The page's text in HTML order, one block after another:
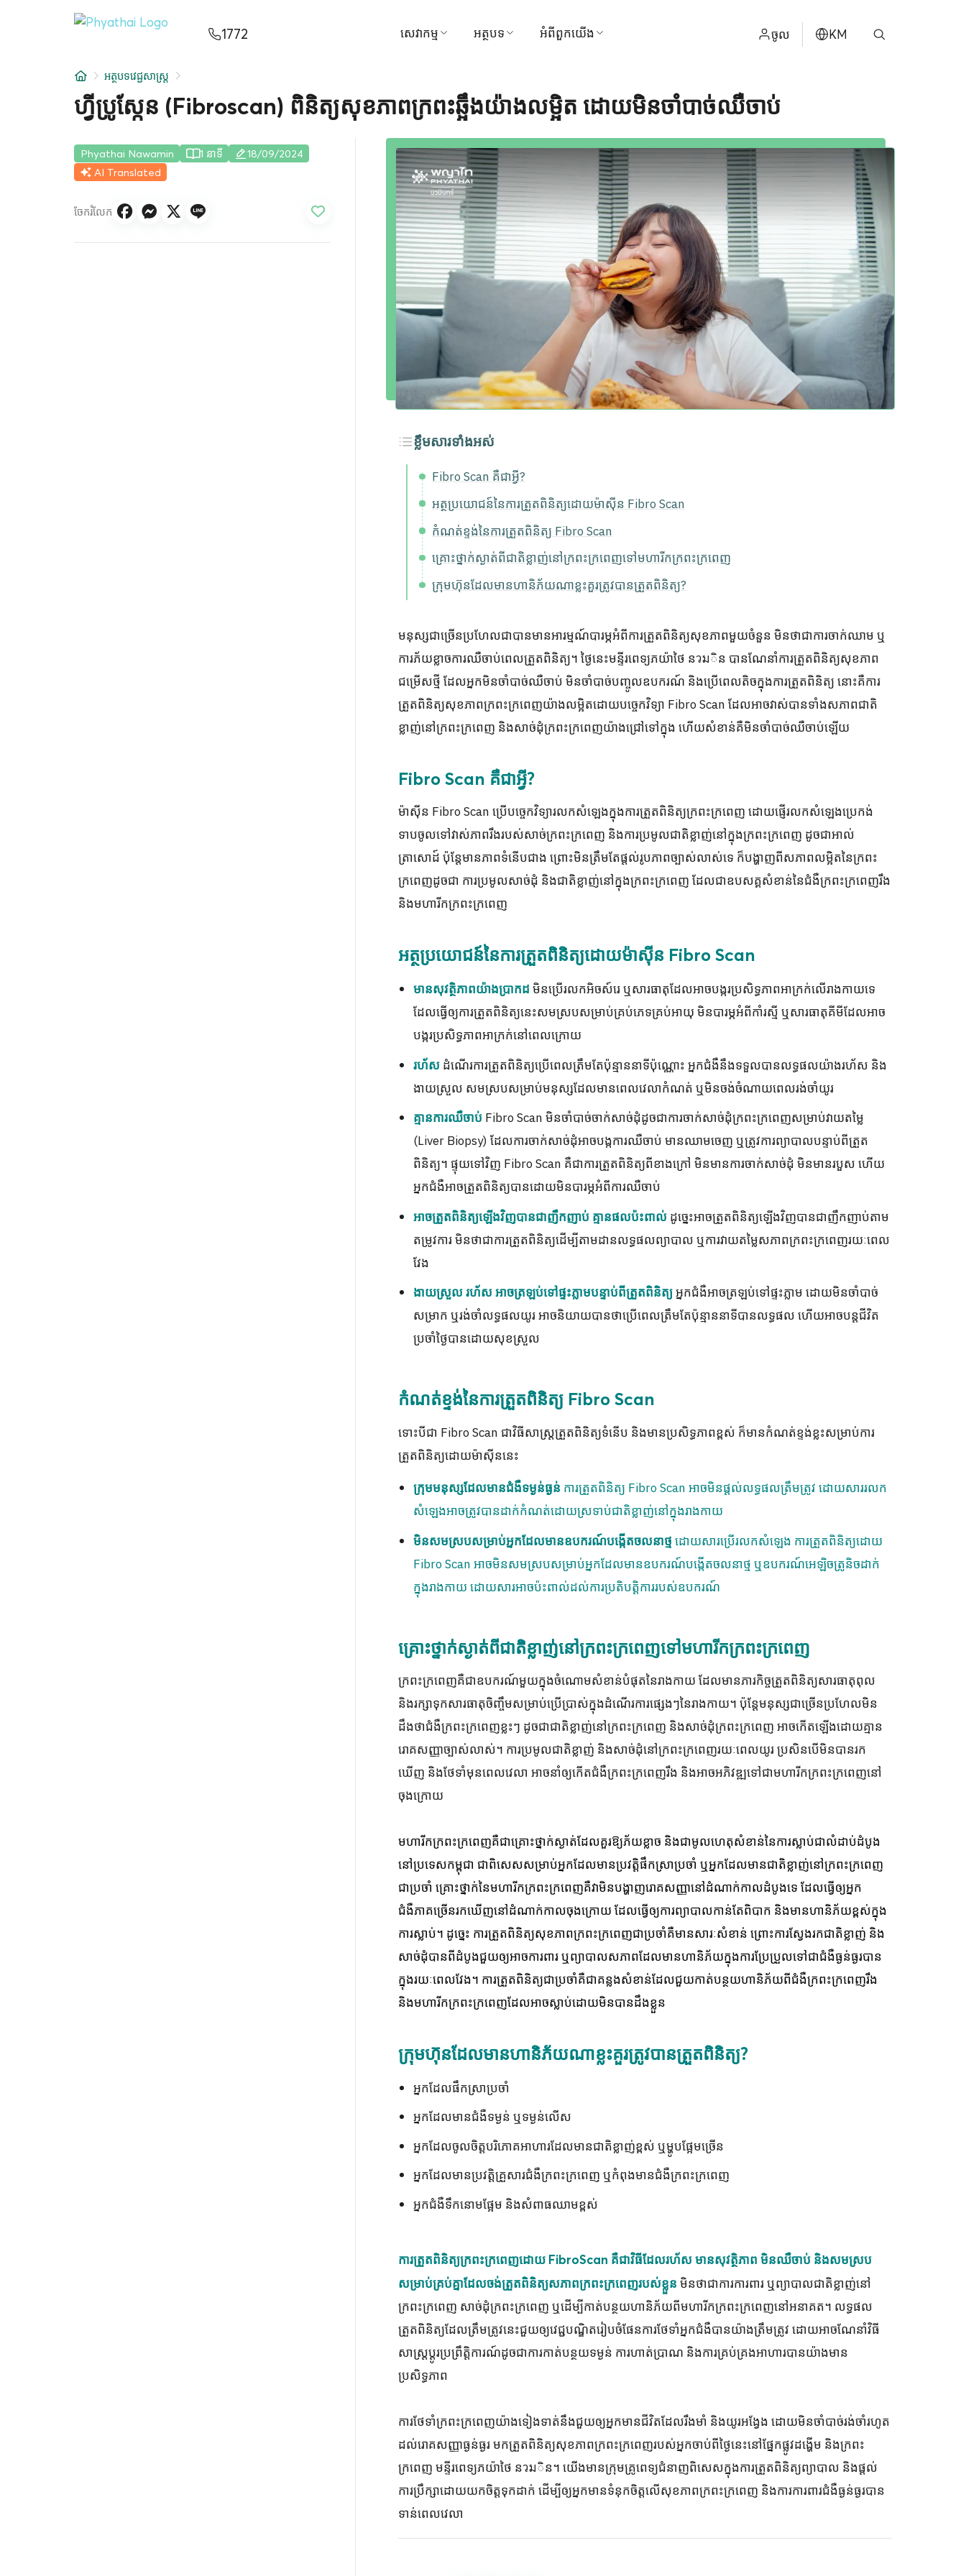
1772 សេវាកម្ម
ការណាត់ជួបសៀវភៅ
មគ្គុទ្ទេសក៍អ្នកជម្ងឺ និងភ្ញៀវ
កញ្ចប់ និងការផ្សព្វផ្សាយ
មជ្ឈមណ្ឌល
ការទូទាត់
អត្ថបទ
វីដេអូ
ទីបន្ទាល់
អំពីពួកយើង
ចក្ខុវិស័យ និងបេសកកម្ម
ការគ្រប់គ្រង
ទាក់ទងមកយើងខ្ញុំ
ព័ត៌មាន
ចូល KM
中文
日本
عربي
ไทย
សាខាមន្ទីរពេទ្យ
អត្ថបទវេជ្ជសាស្ត្រ
ហ្វីប្រូស្កែន (Fibroscan) ពិនិត្យសុខភាពក្រពះឆ្អឹងយ៉ាងលម្អិត ដោយមិនចាំបាច់ឈឺចាប់
Phyathai Nawamin 1 នាទី
18/09/2024
AI Translated
ចែករំលែក
ខ្លឹមសារទាំងអស់
Fibro Scan គឺជាអ្វី?
អត្ថប្រយោជន៍នៃការត្រួតពិនិត្យដោយម៉ាស៊ីន Fibro Scan
កំណត់ខ្ទង់នៃការត្រួតពិនិត្យ Fibro Scan
គ្រោះថ្នាក់ស្ងាត់ពីជាតិខ្លាញ់នៅក្រពះក្រពេញទៅមហារីកក្រពះក្រពេញ
ក្រុមហ៊ុនដែលមានហានិភ័យណាខ្លះគួរត្រូវបានត្រួតពិនិត្យ?
មនុស្សជាច្រើនប្រហែលជាបានមានអារម្មណ៍បារម្ភអំពីការត្រួតពិនិត្យសុខភាពមួយចំនួន មិនថាជាការចាក់ឈាម ឬ
ការភ័យខ្លាចការឈឺចាប់ពេលត្រួតពិនិត្យ។ ថ្ងៃនេះមន្ទីរពេទ្យភយ៉ាថៃ នวมិន បានណែនាំការត្រួតពិនិត្យសុខភាព
ជម្រើសថ្មី ដែលអ្នកមិនចាំបាច់ឈឺចាប់ មិនចាំបាច់បញ្ចូលឧបករណ៍ និងប្រើពេលតិចក្នុងការត្រួតពិនិត្យ នោះគឺការ
ត្រួតពិនិត្យសុខភាពក្រពះក្រពេញយ៉ាងលម្អិតដោយបច្ចេកវិទ្យា Fibro Scan ដែលអាចវាស់បានទាំងសភាពជាតិ
ខ្លាញ់នៅក្រពះក្រពេញ និងសាច់ដុំក្រពះក្រពេញយ៉ាងជ្រៅទៅក្នុង ហើយសំខាន់គឺមិនចាំបាច់ឈឺចាប់ឡើយ
Fibro Scan គឺជាអ្វី?
ម៉ាស៊ីន Fibro Scan ប្រើបច្ចេកវិទ្យារលកសំឡេងក្នុងការត្រួតពិនិត្យក្រពះក្រពេញ ដោយផ្ញើរលកសំឡេងប្រេកង់
ទាបចូលទៅវាស់ភាពរឹងរបស់សាច់ក្រពះក្រពេញ និងការប្រមូលជាតិខ្លាញ់នៅក្នុងក្រពះក្រពេញ ដូចជាអាល់
ត្រាសោដ៍ ប៉ុន្តែមានភាពទំនើបជាង ព្រោះមិនត្រឹមតែផ្តល់រូបភាពច្បាស់លាស់ទេ ក៏បង្ហាញពីសភាពលម្អិតនៃក្រពះ
ក្រពេញដូចជា ការប្រមូលសាច់ដុំ និងជាតិខ្លាញ់នៅក្នុងក្រពះក្រពេញ ដែលជាឧបសគ្គសំខាន់នៃជំងឺក្រពះក្រពេញរឹង
និងមហារីកក្រពះក្រពេញ
អត្ថប្រយោជន៍នៃការត្រួតពិនិត្យដោយម៉ាស៊ីន Fibro Scan
មានសុវត្ថិភាពយ៉ាងប្រាកដ មិនប្រើរលកអិចស៍រេ ឬសារធាតុដែលអាចបង្ករប្រសិទ្ធភាពអាក្រក់លើរាងកាយទេ
ដែលធ្វើឲ្យការត្រួតពិនិត្យនេះសមស្របសម្រាប់គ្រប់ភេទគ្រប់អាយុ មិនបារម្ភអំពីកាំរស្មី ឬសារធាតុគីមីដែលអាច
បង្ករប្រសិទ្ធភាពអាក្រក់នៅពេលក្រោយ
រហ័ស ដំណើរការត្រួតពិនិត្យប្រើពេលត្រឹមតែប៉ុន្មាននាទីប៉ុណ្ណោះ អ្នកជំងឺនឹងទទួលបានលទ្ធផលយ៉ាងរហ័ស និង
ងាយស្រួល សមស្របសម្រាប់មនុស្សដែលមានពេលវេលាកំណត់ ឬមិនចង់ចំណាយពេលរង់ចាំយូរ
គ្មានការឈឺចាប់ Fibro Scan មិនចាំបាច់ចាក់សាច់ដុំដូចជាការចាក់សាច់ដុំក្រពះក្រពេញសម្រាប់វាយតម្លៃ
(Liver Biopsy) ដែលការចាក់សាច់ដុំអាចបង្កការឈឺចាប់ មានឈាមចេញ ឬត្រូវការព្យាបាលបន្ទាប់ពីត្រួត
ពិនិត្យ។ ផ្ទុយទៅវិញ Fibro Scan គឺជាការត្រួតពិនិត្យពីខាងក្រៅ មិនមានការចាក់សាច់ដុំ មិនមានរបួស ហើយ
អ្នកជំងឺអាចត្រួតពិនិត្យបានដោយមិនបារម្ភអំពីការឈឺចាប់
អាចត្រួតពិនិត្យឡើងវិញបានជាញឹកញាប់ គ្មានផលប៉ះពាល់ ដូច្នេះអាចត្រួតពិនិត្យឡើងវិញបានជាញឹកញាប់តាម
តម្រូវការ មិនថាជាការត្រួតពិនិត្យដើម្បីតាមដានលទ្ធផលព្យាបាល ឬការវាយតម្លៃសភាពក្រពះក្រពេញរយៈពេល
វែង
ងាយស្រួល រហ័ស អាចត្រឡប់ទៅផ្ទះភ្លាមបន្ទាប់ពីត្រួតពិនិត្យអ្នកជំងឺអាចត្រឡប់ទៅផ្ទះភ្លាម ដោយមិនចាំបាច់
សម្រាក ឬរង់ចាំលទ្ធផលយូរ អាចនិយាយបានថាប្រើពេលត្រឹមតែប៉ុន្មាននាទីបានលទ្ធផល ហើយអាចបន្តជីវិត
ប្រចាំថ្ងៃបានដោយសុខស្រួល
កំណត់ខ្ទង់នៃការត្រួតពិនិត្យ Fibro Scan
ទោះបីជា Fibro Scan ជាវិធីសាស្រ្តត្រួតពិនិត្យទំនើប និងមានប្រសិទ្ធភាពខ្ពស់ ក៏មានកំណត់ខ្ទង់ខ្លះសម្រាប់ការ
ត្រួតពិនិត្យដោយម៉ាស៊ីននេះ
ក្រុមមនុស្សដែលមានជំងឺទម្ងន់ធ្ងន់ ការត្រួតពិនិត្យ Fibro Scan អាចមិនផ្តល់លទ្ធផលត្រឹមត្រូវ ដោយសាររលក
សំឡេងអាចត្រូវបានដាក់កំណត់ដោយស្រទាប់ជាតិខ្លាញ់នៅក្នុងរាងកាយ
មិនសមស្របសម្រាប់អ្នកដែលមានឧបករណ៍បង្កើតចលនាថ្ម ដោយសារប្រើរលកសំឡេង ការត្រួតពិនិត្យដោយ
Fibro Scan អាចមិនសមស្របសម្រាប់អ្នកដែលមានឧបករណ៍បង្កើតចលនាថ្ម ឬឧបករណ៍អេឡិចត្រូនិចដាក់
ក្នុងរាងកាយ ដោយសារអាចប៉ះពាល់ដល់ការប្រតិបត្តិការរបស់ឧបករណ៍
គ្រោះថ្នាក់ស្ងាត់ពីជាតិខ្លាញ់នៅក្រពះក្រពេញទៅមហារីកក្រពះក្រពេញ
ក្រពះក្រពេញគឺជាឧបករណ៍មួយក្នុងចំណោមសំខាន់បំផុតនៃរាងកាយ ដែលមានភារកិច្ចត្រួតពិនិត្យសារធាតុពុល
និងរក្សាទុកសារធាតុចិញ្ចឹមសម្រាប់ប្រើប្រាស់ក្នុងដំណើរការផ្សេងៗនៃរាងកាយ។ ប៉ុន្តែមនុស្សជាច្រើនប្រហែលមិន
ដឹងថាជំងឺក្រពះក្រពេញខ្លះៗ ដូចជាជាតិខ្លាញ់នៅក្រពះក្រពេញ និងសាច់ដុំក្រពះក្រពេញ អាចកើតឡើងដោយគ្មាន
រោគសញ្ញាច្បាស់លាស់។ ការប្រមូលជាតិខ្លាញ់ និងសាច់ដុំនៅក្រពះក្រពេញរយៈពេលយូរ ប្រសិនបើមិនបានរក
ឃើញ និងថែទាំមុនពេលវេលា អាចនាំឲ្យកើតជំងឺក្រពះក្រពេញរឹង និងអាចអភិវឌ្ឍទៅជាមហារីកក្រពះក្រពេញនៅ
ចុងក្រោយ
មហារីកក្រពះក្រពេញគឺជាគ្រោះថ្នាក់ស្ងាត់ដែលគួរឱ្យភ័យខ្លាច និងជាមូលហេតុសំខាន់នៃការស្លាប់ជាលំដាប់ដំបូង
នៅប្រទេសកម្ពុជា ជាពិសេសសម្រាប់អ្នកដែលមានប្រវត្តិផឹកស្រាប្រចាំ ឬអ្នកដែលមានជាតិខ្លាញ់នៅក្រពះក្រពេញ
ជាប្រចាំ គ្រោះថ្នាក់នៃមហារីកក្រពះក្រពេញគឺវាមិនបង្ហាញរោគសញ្ញានៅដំណាក់កាលដំបូងទេ ដែលធ្វើឲ្យអ្នក
ជំងឺភាគច្រើនរកឃើញនៅដំណាក់កាលចុងក្រោយ ដែលធ្វើឲ្យការព្យាបាលកាន់តែពិបាក និងមានហានិភ័យខ្ពស់ក្នុង
ការស្លាប់។ ដូច្នេះ ការត្រួតពិនិត្យសុខភាពក្រពះក្រពេញជាប្រចាំគឺមានសារៈសំខាន់ ព្រោះការស្វែងរកជាតិខ្លាញ់ និង
សាច់ដុំបានពីដំបូងជួយឲ្យអាចការពារ ឬព្យាបាលសភាពដែលមានហានិភ័យក្នុងការប្រែប្រួលទៅជាជំងឺធ្ងន់ធ្ងរបាន
ក្នុងរយៈពេលវែង។ ការត្រួតពិនិត្យជាប្រចាំគឺជាគន្លងសំខាន់ដែលជួយកាត់បន្ថយហានិភ័យពីជំងឺក្រពះក្រពេញរឹង
និងមហារីកក្រពះក្រពេញដែលអាចស្លាប់ដោយមិនបានដឹងខ្លួន
ក្រុមហ៊ុនដែលមានហានិភ័យណាខ្លះគួរត្រូវបានត្រួតពិនិត្យ?
អ្នកដែលផឹកស្រាប្រចាំ
អ្នកដែលមានជំងឺទម្ងន់ ឬទម្ងន់លើស
អ្នកដែលចូលចិត្តបរិភោគអាហារដែលមានជាតិខ្លាញ់ខ្ពស់ ឬម្ហូបផ្អែមច្រើន
អ្នកដែលមានប្រវត្តិគ្រួសារជំងឺក្រពះក្រពេញ ឬកំពុងមានជំងឺក្រពះក្រពេញ
អ្នកជំងឺទឹកនោមផ្អែម និងសំពាធឈាមខ្ពស់
ការត្រួតពិនិត្យក្រពះក្រពេញដោយ FibroScan គឺជាវិធីដែលរហ័ស មានសុវត្ថិភាព មិនឈឺចាប់ និងសមស្រប
សម្រាប់គ្រប់គ្នាដែលចង់ត្រួតពិនិត្យសភាពក្រពះក្រពេញរបស់ខ្លួន មិនថាជាការការពារ ឬព្យាបាលជាតិខ្លាញ់នៅ
ក្រពះក្រពេញ សាច់ដុំក្រពះក្រពេញ ឬដើម្បីកាត់បន្ថយហានិភ័យពីមហារីកក្រពះក្រពេញនៅអនាគត។ លទ្ធផល
ត្រួតពិនិត្យដែលត្រឹមត្រូវនេះជួយឲ្យវេជ្ជបណ្ឌិតរៀបចំផែនការថែទាំអ្នកជំងឺបានយ៉ាងត្រឹមត្រូវ ដោយអាចណែនាំវិធី
សាស្រ្តប្ដូរប្រព្រឹត្តិការណ៍ដូចជាការកាត់បន្ថយទម្ងន់ ការហាត់ប្រាណ និងការគ្រប់គ្រងអាហារបានយ៉ាងមាន
ប្រសិទ្ធភាព
ការថែទាំក្រពះក្រពេញយ៉ាងទៀងទាត់នឹងជួយឲ្យអ្នកមានជីវិតដែលរឹងមាំ និងយូរអង្វែង ដោយមិនចាំបាច់រង់ចាំរហូត
ដល់រោគសញ្ញាធ្ងន់ធ្ងរ មកត្រួតពិនិត្យសុខភាពក្រពះក្រពេញរបស់អ្នកចាប់ពីថ្ងៃនេះនៅផ្នែកផ្លូវដង្ហើម និងក្រពះ
ក្រពេញ មន្ទីរពេទ្យភយ៉ាថៃ នวมិន។ យើងមានក្រុមគ្រូពេទ្យជំនាញពិសេសក្នុងការត្រួតពិនិត្យព្យាបាល និងផ្តល់
ការប្រឹក្សាដោយយកចិត្តទុកដាក់ ដើម្បីឲ្យអ្នកមានទំនុកចិត្តលើសុខភាពក្រពះក្រពេញ និងការការពារជំងឺធ្ងន់ធ្ងរបាន
ទាន់ពេលវេលា